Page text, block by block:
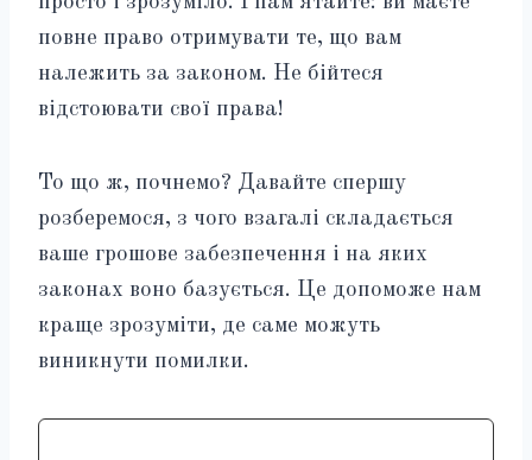
повне право отримувати те, що вам
належить за законом. Не бійтеся
відстоювати свої права!
То що ж, почнемо? Давайте спершу
розберемося, з чого взагалі складається
ваше грошове забезпечення і на яких
законах воно базується. Це допоможе нам
краще зрозуміти, де саме можуть
виникнути помилки.